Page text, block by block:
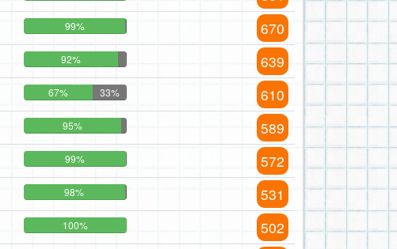
99% 670
92% 639
67% 33% 610
95% 589
99% 572
98% 531
100% 502